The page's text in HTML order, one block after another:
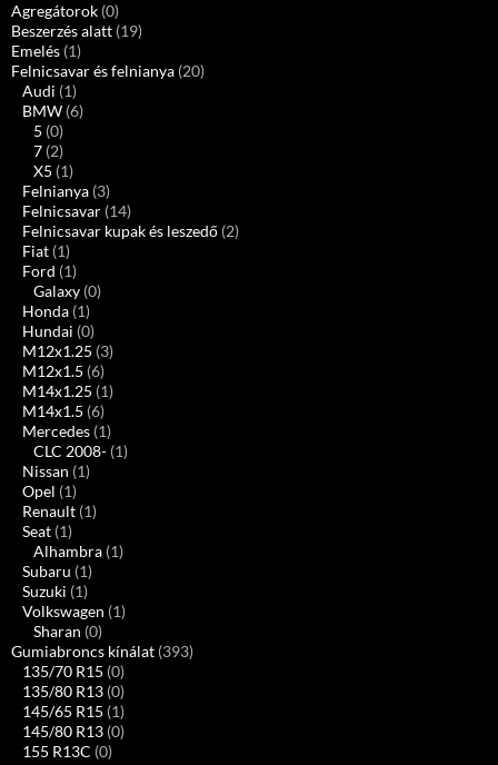
Agregátorok (0)
Beszerzés alatt (19)
Emelés (1)
Felnicsavar és felnianya (20)
Audi (1)
BMW (6)
5 (0)
7 (2)
X5 (1)
Felnianya (3)
Felnicsavar (14)
Felnicsavar kupak és leszedő (2)
Fiat (1)
Ford (1)
Galaxy (0)
Honda (1)
Hundai (0)
M12x1.25 (3)
M12x1.5 (6)
M14x1.25 (1)
M14x1.5 (6)
Mercedes (1)
CLC 2008- (1)
Nissan (1)
Opel (1)
Renault (1)
Seat (1)
Alhambra (1)
Subaru (1)
Suzuki (1)
Volkswagen (1)
Sharan (0)
Gumiabroncs kínálat (393)
135/70 R15 (0)
135/80 R13 (0)
145/65 R15 (1)
145/80 R13 (0)
155 R13C (0)